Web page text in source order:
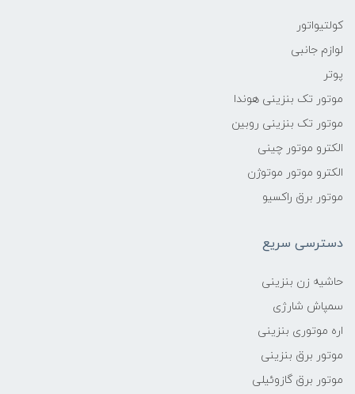
کولتیواتور
لوازم جانبی
پوتر
موتور تک بنزینی هوندا
موتور تک بنزینی روبین
الکترو موتور چینی
الکترو موتور موتوژن
موتور برق راکسیو
دسترسی سریع
حاشیه زن بنزینی
سمپاش شارژی
اره موتوری بنزینی
موتور برق بنزینی
موتور برق گازوئیلی